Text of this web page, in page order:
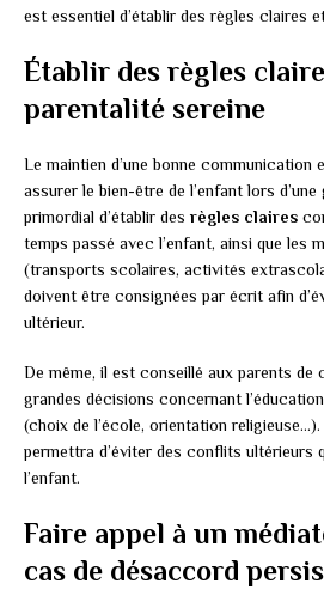
est essentiel d’établir des règles claires
Établir des règles
parentalité sereine
Le maintien d’une bonne communication
assurer le bien-être de l’enfant lors
primordial d’établir des règles claires
temps passé avec l’enfant, ainsi que les
(transports scolaires, activités
doivent être consignées par écrit afin
ultérieur.
De même, il est conseillé aux parents de
grandes décisions concernant
(choix de l’école, orientation
permettra d’éviter des conflits ultérieurs
l’enfant.
Faire appel à un
cas de désaccord